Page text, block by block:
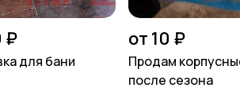
₽
для бани
от 10 ₽
Продам корпусные рамки
после сезона